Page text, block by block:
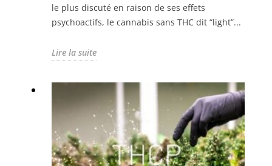
le plus discuté en raison de ses effets
psychoactifs, le cannabis sans THC dit “light”...
Lire la suite